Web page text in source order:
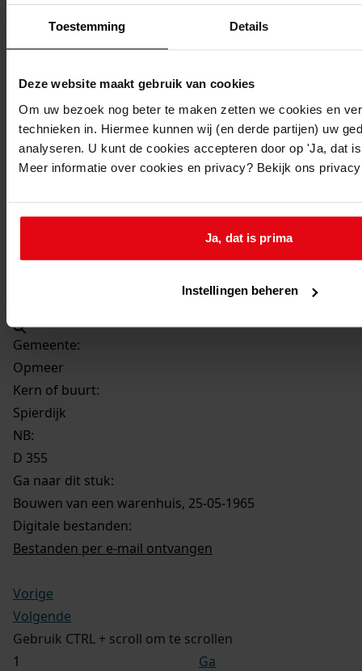
Toestemming Details
Deze website maakt gebruik van cookies
Om uw bezoek nog beter te maken zetten we cookies en
technieken in. Hiermee kunnen wij (en derde partijen) uw
analyseren. U kunt de cookies accepteren door op 'Ja, dat
Meer informatie over cookies en privacy? Bekijk ons
Ja, dat is prima
Instellingen beheren
Bouwen van een warenhuis
25-05-1965
Adres:
Spierdijk, Noordspierdijk 23
Perceel:
Gemeente:
Opmeer
Kern of buurt:
Spierdijk
NB:
D 355
Ga naar dit stuk:
Bouwen van een warenhuis, 25-05-1965
Digitale bestanden:
Bestanden per e-mail ontvangen
Vorige
Volgende
Gebruik CTRL + scroll om te scrollen
Ga